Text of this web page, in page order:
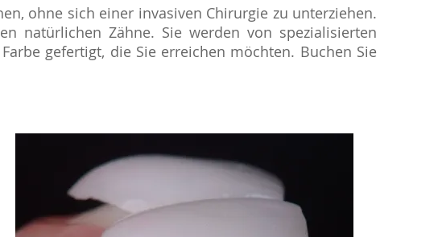
ohne sich einer invasiven Chirurgie zu unterziehen.
natürlichen Zähne. Sie werden von spezialisierten
gefertigt, die Sie erreichen möchten. Buchen Sie